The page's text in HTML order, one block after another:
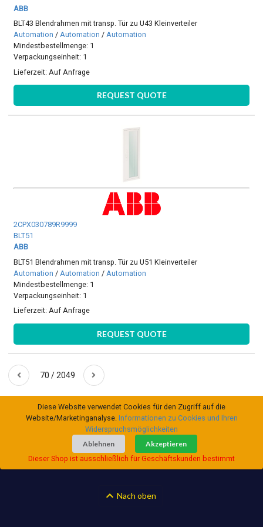
ABB
BLT43 Blendrahmen mit transp. Tür zu U43 Kleinverteiler
Automation /Automation /Automation
Mindestbestellmenge: 1
Verpackungseinheit: 1
Lieferzeit: Auf Anfrage
REQUEST QUOTE
2CPX030789R9999
BLT51
ABB
BLT51 Blendrahmen mit transp. Tür zu U51 Kleinverteiler
Automation / Automation / Automation
Mindestbestellmenge: 1
Verpackungseinheit: 1
Lieferzeit: Auf Anfrage
REQUEST QUOTE
70 / 2049
Diese Website verwendet Cookies für den Zugriff auf die
Website/Marketinganalyse. Informationen zu Cookies und Ihren
Widerspruchsmöglichkeiten
Ablehnen
Akzeptieren
Dieser Shop ist ausschließlich für Geschäftskunden bestimmt
Nach oben